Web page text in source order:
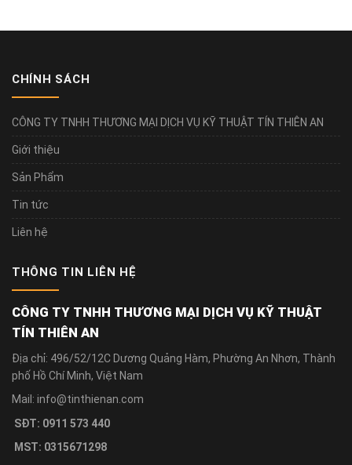
CHÍNH SÁCH
CÔNG TY TNHH THƯƠNG MẠI DỊCH VỤ KỸ THUẬT TÍN THIÊN AN
Giới thiệu
Sản Phẩm
Tin tức
Liên hệ
THÔNG TIN LIÊN HỆ
CÔNG TY TNHH THƯƠNG MẠI DỊCH VỤ KỸ THUẬT
TÍN THIÊN AN
Địa chỉ: 496/52/12C Dương Quảng Hàm, Phường An Nhơn, Thành
phố Hồ Chí Minh, Việt Nam
Mail: info@tinthienan.com
SĐT: 0911 573 440
MST: 0315671298